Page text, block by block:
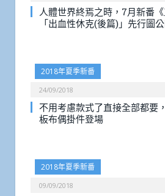
人體世界終焉之時，7月新番
「出血性休克(後篇)」先行圖
2018年夏季新番
24/09/2018
不用考慮款式了直接全部都要
板布偶掛件登場
2018年夏季新番
09/09/2018